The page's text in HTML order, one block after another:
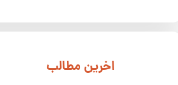
​اخرین مطالب